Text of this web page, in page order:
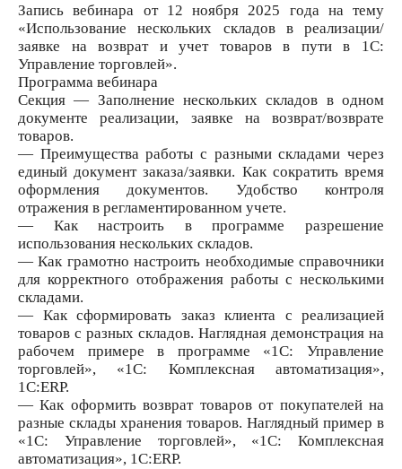
Запись вебинара от 12 ноября 2025 года на тему
«Использование нескольких складов в реализации/
заявке на возврат и учет товаров в пути в 1С:
Управление торговлей».
Программа вебинара
Секция — Заполнение нескольких складов в одном
документе реализации, заявке на возврат/возврате
товаров.
— Преимущества работы с разными складами через
единый документ заказа/заявки. Как сократить время
оформления документов. Удобство контроля
отражения в регламентированном учете.
— Как настроить в программе разрешение
использования нескольких складов.
— Как грамотно настроить необходимые справочники
для корректного отображения работы с несколькими
складами.
— Как сформировать заказ клиента с реализацией
товаров с разных складов. Наглядная демонстрация на
рабочем примере в программе «1С: Управление
торговлей», «1С: Комплексная автоматизация»,
1С:ERP.
— Как оформить возврат товаров от покупателей на
разные склады хранения товаров. Наглядный пример в
«1С: Управление торговлей», «1С: Комплексная
автоматизация», 1С:ERP.